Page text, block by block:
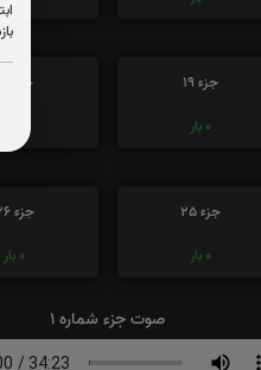
جزء 19
0 بار
جزء 20
جزء 25
0 بار
جزء 26
0 بار
صوت جزء شماره 1